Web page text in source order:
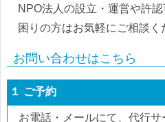
NPO法人の設立・運営や許
困りの方はお気軽にご相談く
お問い合わせはこちら
１ ご予約
お電話・メールにて、代行